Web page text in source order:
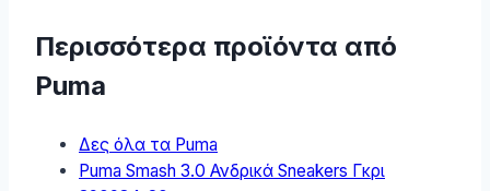
Περισσότερα προϊόντα από
Puma
Δες όλα τα Puma
Puma Smash 3.0 Ανδρικά Sneakers Γκρι